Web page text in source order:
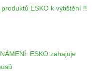
ESKO k vytištění !!
ESKO zahajuje